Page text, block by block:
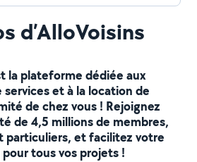
d’AlloVoisins
la plateforme dédiée aux
et à la location de
de chez vous ! Rejoignez
de 4,5 millions de membres,
particuliers, et facilitez votre
tous vos projets !